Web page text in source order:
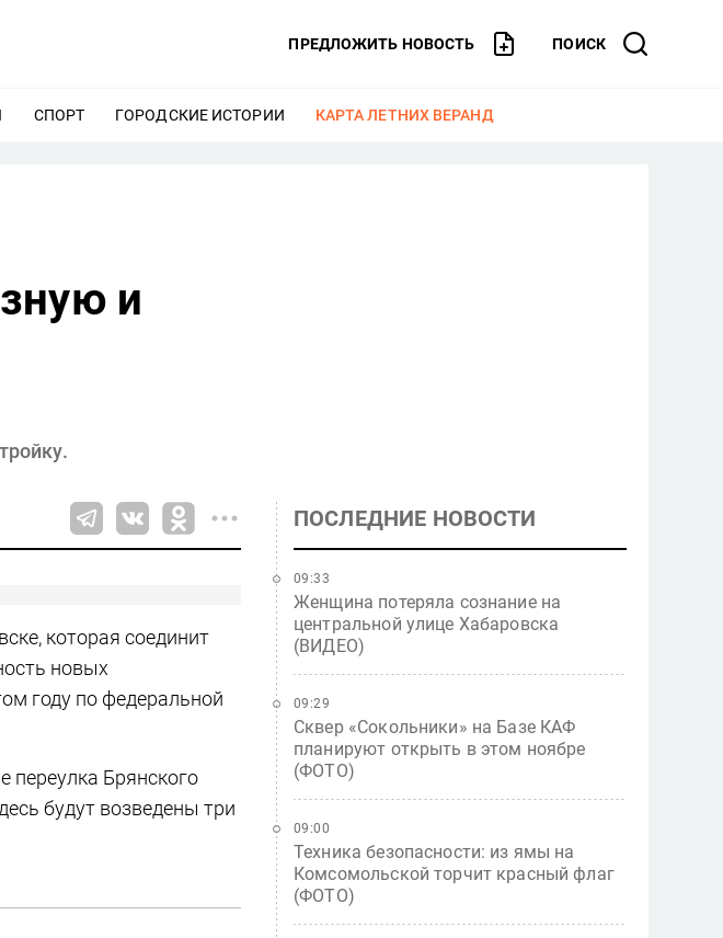
ПРЕДЛОЖИТЬ НОВОСТЬ ПОИСК
ЕЩЕ
СПОРТ ЕЩЕ
ГОРОДСКИЕ ИСТОРИИ ЕЩЕ
КАРТА ЛЕТНИХ ВЕРАНД
и
которая соединит
новых
году по федеральной
переулка Брянского
будут возведены три
ПОСЛЕДНИЕ НОВОСТИ
Женщина потеряла сознание на
центральной улице Хабаровска
(ВИДЕО)
09:33
Сквер «Сокольники» на Базе КАФ
планируют открыть в этом ноябре
(ФОТО)
09:29
Техника безопасности: из ямы на
Комсомольской торчит красный флаг
(ФОТО)
09:00